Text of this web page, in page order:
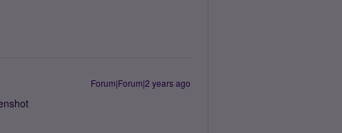
Forum|Forum|2 years ago